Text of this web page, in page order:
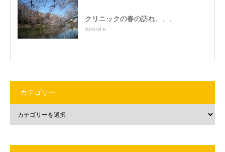
クリニックの春の訪れ、、、
2019.04.6
カテゴリー